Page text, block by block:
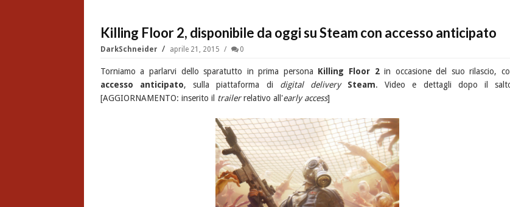
Killing Floor 2, disponibile da oggi su Steam con accesso anticipato
DarkSchneider aprile 21, 2015 0
Torniamo a parlarvi dello sparatutto in prima persona Killing Floor 2in occasione del suo rilascio,
accesso anticipato, sulla piattaforma di digital delivery Steam. Video e dettagli dopo il
[AGGIORNAMENTO: inserito il trailerrelativo all'early access]